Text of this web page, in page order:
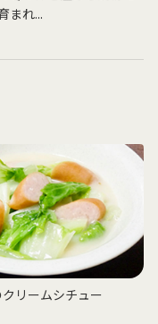
まれ...
リームシチュー